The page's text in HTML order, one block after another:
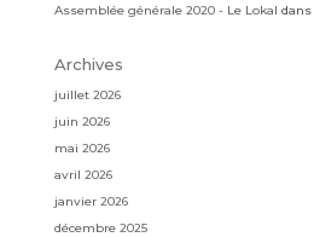
Assemblée générale 2020 - Le Lokal dans
Archives
juillet 2026
juin 2026
mai 2026
avril 2026
janvier 2026
décembre 2025